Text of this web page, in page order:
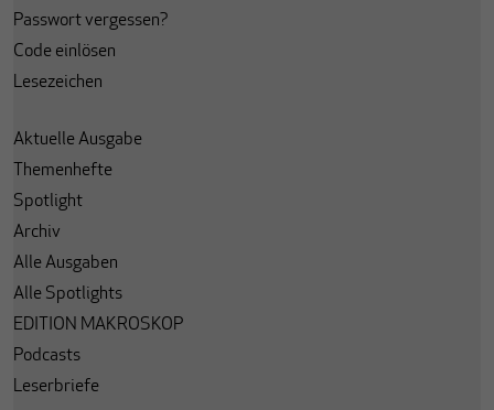
Passwort vergessen?
Code einlösen
Lesezeichen
Aktuelle Ausgabe
Themenhefte
Spotlight
Archiv
Alle Ausgaben
Alle Spotlights
EDITION MAKROSKOP
Podcasts
Leserbriefe